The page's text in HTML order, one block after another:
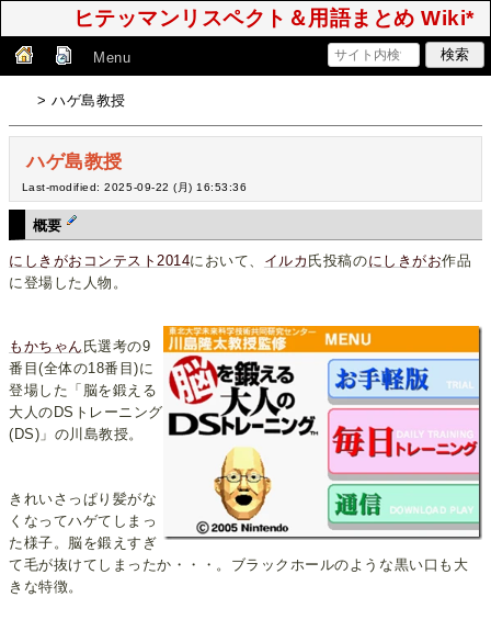
ヒテッマンリスペクト＆用語まとめ Wiki*
Menu
> ハゲ島教授
ハゲ島教授
Last-modified: 2025-09-22 (月) 16:53:36
概要
にしきがおコンテスト2014において、 イルカ 氏投稿のにしきがお作品
に登場した人物。
もかちゃん 氏選考の9
番目(全体の18番目)に
登場した「脳を鍛える
大人のDSトレーニング
(DS)」の川島教授。
きれいさっぱり髪がな
くなってハゲてしまっ
た様子。脳を鍛えすぎ
て毛が抜けてしまったか・・・。ブラックホールのような黒い口も大
きな特徴。